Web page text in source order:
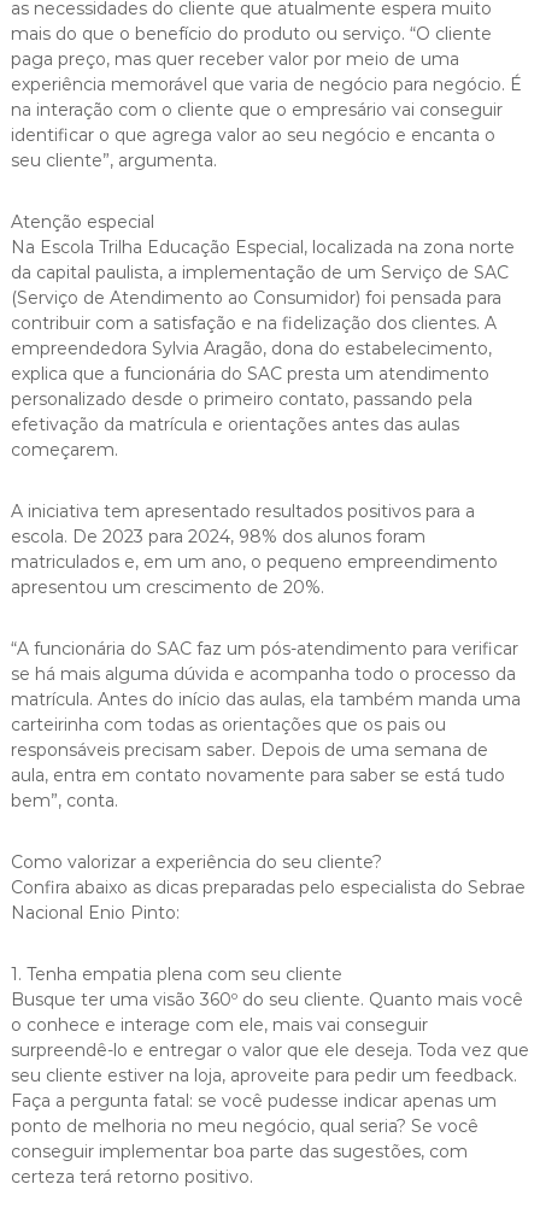
as necessidades do cliente que atualmente espera muito
mais do que o benefício do produto ou serviço. “O cliente
paga preço, mas quer receber valor por meio de uma
experiência memorável que varia de negócio para negócio. É
na interação com o cliente que o empresário vai conseguir
identificar o que agrega valor ao seu negócio e encanta o
seu cliente”, argumenta.
Atenção especial
Na Escola Trilha Educação Especial, localizada na zona norte
da capital paulista, a implementação de um Serviço de SAC
(Serviço de Atendimento ao Consumidor) foi pensada para
contribuir com a satisfação e na fidelização dos clientes. A
empreendedora Sylvia Aragão, dona do estabelecimento,
explica que a funcionária do SAC presta um atendimento
personalizado desde o primeiro contato, passando pela
efetivação da matrícula e orientações antes das aulas
começarem.
A iniciativa tem apresentado resultados positivos para a
escola. De 2023 para 2024, 98% dos alunos foram
matriculados e, em um ano, o pequeno empreendimento
apresentou um crescimento de 20%.
“A funcionária do SAC faz um pós-atendimento para verificar
se há mais alguma dúvida e acompanha todo o processo da
matrícula. Antes do início das aulas, ela também manda uma
carteirinha com todas as orientações que os pais ou
responsáveis precisam saber. Depois de uma semana de
aula, entra em contato novamente para saber se está tudo
bem”, conta.
Como valorizar a experiência do seu cliente?
Confira abaixo as dicas preparadas pelo especialista do Sebrae
Nacional Enio Pinto:
1. Tenha empatia plena com seu cliente
Busque ter uma visão 360º do seu cliente. Quanto mais você
o conhece e interage com ele, mais vai conseguir
surpreendê-lo e entregar o valor que ele deseja. Toda vez que
seu cliente estiver na loja, aproveite para pedir um feedback.
Faça a pergunta fatal: se você pudesse indicar apenas um
ponto de melhoria no meu negócio, qual seria? Se você
conseguir implementar boa parte das sugestões, com
certeza terá retorno positivo.